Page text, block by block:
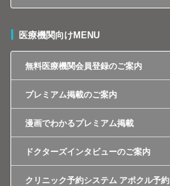
医療機関向けMENU
無料医療機関会員登録のご案内
プレミアム掲載のご案内
漫画でわかるプレミアム掲載
ドクターズインタビューのご案内
クリニック予約システム アポクル予約